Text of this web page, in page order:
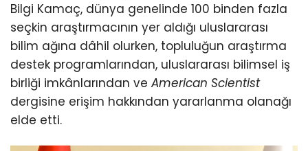
Bilgi Kamaç, dünya genelinde 100 binden fazla
seçkin araştırmacının yer aldığı uluslararası
bilim ağına dâhil olurken, topluluğun araştırma
destek programlarından, uluslararası bilimsel iş
birliği imkânlarından ve American Scientist
dergisine erişim hakkından yararlanma olanağı
elde etti.